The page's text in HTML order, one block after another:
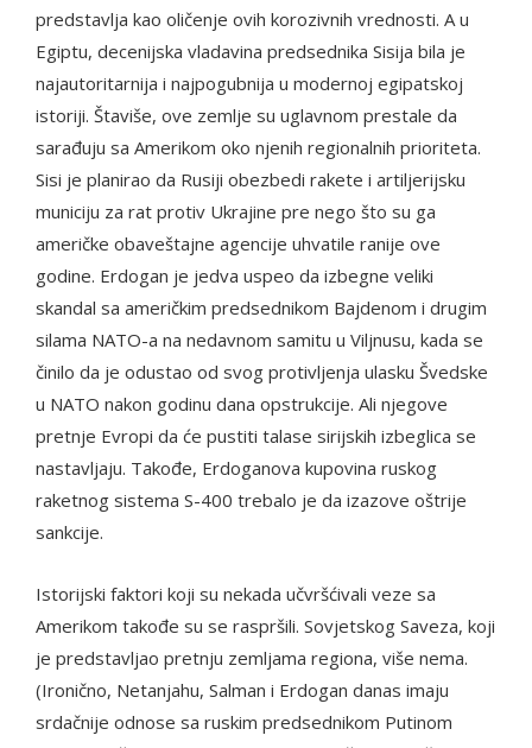
predstavlja kao oličenje ovih korozivnih vrednosti. A u
Egiptu, decenijska vladavina predsednika Sisija bila je
najautoritarnija i najpogubnija u modernoj egipatskoj
istoriji. Štaviše, ove zemlje su uglavnom prestale da
sarađuju sa Amerikom oko njenih regionalnih prioriteta.
Sisi je planirao da Rusiji obezbedi rakete i artiljerijsku
municiju za rat protiv Ukrajine pre nego što su ga
američke obaveštajne agencije uhvatile ranije ove
godine. Erdogan je jedva uspeo da izbegne veliki
skandal sa američkim predsednikom Bajdenom i drugim
silama NATO-a na nedavnom samitu u Viljnusu, kada se
činilo da je odustao od svog protivljenja ulasku Švedske
u NATO nakon godinu dana opstrukcije. Ali njegove
pretnje Evropi da će pustiti talase sirijskih izbeglica se
nastavljaju. Takođe, Erdoganova kupovina ruskog
raketnog sistema S-400 trebalo je da izazove oštrije
sankcije.
Istorijski faktori koji su nekada učvršćivali veze sa
Amerikom takođe su se raspršili. Sovjetskog Saveza, koji
je predstavljao pretnju zemljama regiona, više nema.
(Ironično, Netanjahu, Salman i Erdogan danas imaju
srdačnije odnose sa ruskim predsednikom Putinom